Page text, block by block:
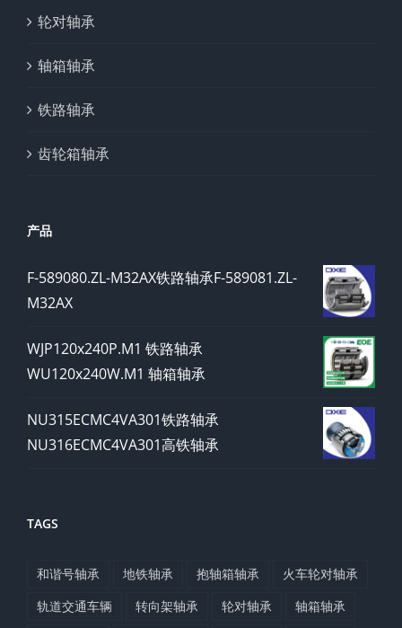
轮对轴承
轴箱轴承
铁路轴承
齿轮箱轴承
产品
F-589080.ZL-M32AX铁路轴承F-589081.ZL-
M32AX
WJP120x240P.M1 铁路轴承
WU120x240W.M1 轴箱轴承
NU315ECMC4VA301铁路轴承
NU316ECMC4VA301高铁轴承
TAGS
和谐号轴承 地铁轴承 抱轴箱轴承
火车轮对轴承
轨道交通车辆
转向架轴承 轮对轴承 轴箱轴承